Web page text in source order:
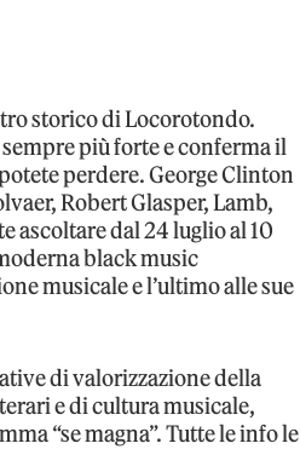
storico di Locorotondo.
più forte e conferma il
perdere. George Clinton
Robert Glasper, Lamb,
ascoltare dal 24 luglio al 10
black music
musicale e l’ultimo alle sue
di valorizzazione della
e di cultura musicale,
“se magna”. Tutte le info le